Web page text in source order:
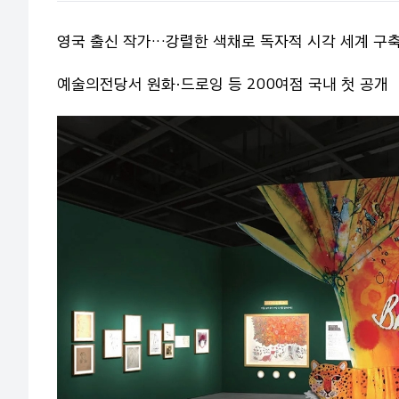
영국 출신 작가…강렬한 색채로 독자적 시각 세계 구
예술의전당서 원화·드로잉 등 200여점 국내 첫 공개